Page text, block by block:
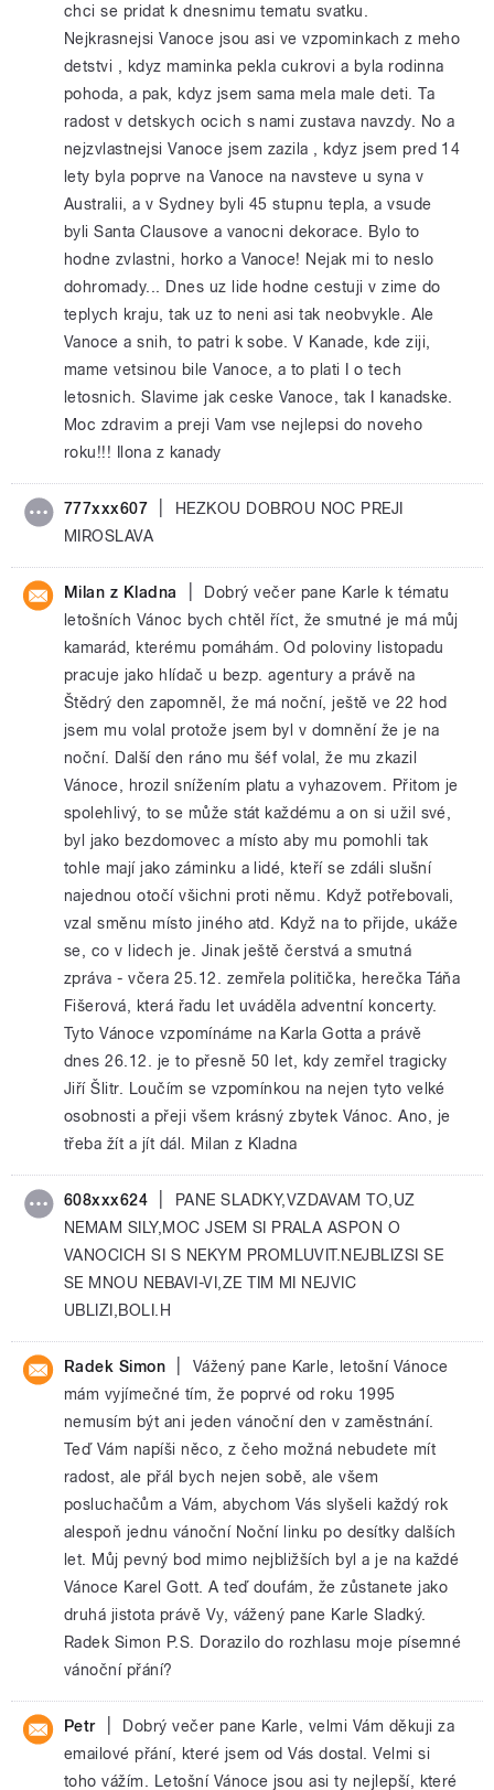
chci se pridat k dnesnimu tematu svatku.
Nejkrasnejsi Vanoce jsou asi ve vzpominkach z meho
detstvi , kdyz maminka pekla cukrovi a byla rodinna
pohoda, a pak, kdyz jsem sama mela male deti. Ta
radost v detskych ocich s nami zustava navzdy. No a
nejzvlastnejsi Vanoce jsem zazila , kdyz jsem pred 14
lety byla poprve na Vanoce na navsteve u syna v
Australii, a v Sydney byli 45 stupnu tepla, a vsude
byli Santa Clausove a vanocni dekorace. Bylo to
hodne zvlastni, horko a Vanoce! Nejak mi to neslo
dohromady... Dnes uz lide hodne cestuji v zime do
teplych kraju, tak uz to neni asi tak neobvykle. Ale
Vanoce a snih, to patri k sobe. V Kanade, kde ziji,
mame vetsinou bile Vanoce, a to plati I o tech
letosnich. Slavime jak ceske Vanoce, tak I kanadske.
Moc zdravim a preji Vam vse nejlepsi do noveho
roku!!! Ilona z kanady
777xxx607
HEZKOU DOBROU NOC PREJI
MIROSLAVA
Milan z Kladna
Dobrý večer pane Karle k tématu
letošních Vánoc bych chtěl říct, že smutné je má můj
kamarád, kterému pomáhám. Od poloviny listopadu
pracuje jako hlídač u bezp. agentury a právě na
Štědrý den zapomněl, že má noční, ještě ve 22 hod
jsem mu volal protože jsem byl v domnění že je na
noční. Další den ráno mu šéf volal, že mu zkazil
Vánoce, hrozil snížením platu a vyhazovem. Přitom je
spolehlivý, to se může stát každému a on si užil své,
byl jako bezdomovec a místo aby mu pomohli tak
tohle mají jako záminku a lidé, kteří se zdáli slušní
najednou otočí všichni proti němu. Když potřebovali,
vzal směnu místo jiného atd. Když na to přijde, ukáže
se, co v lidech je. Jinak ještě čerstvá a smutná
zpráva - včera 25.12. zemřela politička, herečka Táňa
Fišerová, která řadu let uváděla adventní koncerty.
Tyto Vánoce vzpomínáme na Karla Gotta a právě
dnes 26.12. je to přesně 50 let, kdy zemřel tragicky
Jiří Šlitr. Loučím se vzpomínkou na nejen tyto velké
osobnosti a přeji všem krásný zbytek Vánoc. Ano, je
třeba žít a jít dál. Milan z Kladna
608xxx624
PANE SLADKY,VZDAVAM TO,UZ
NEMAM SILY,MOC JSEM SI PRALA ASPON O
VANOCICH SI S NEKYM PROMLUVIT.NEJBLIZSI SE
SE MNOU NEBAVI-VI,ZE TIM MI NEJVIC
UBLIZI,BOLI.H
Radek Simon
Vážený pane Karle, letošní Vánoce
mám vyjímečné tím, že poprvé od roku 1995
nemusím být ani jeden vánoční den v zaměstnání.
Teď Vám napíši něco, z čeho možná nebudete mít
radost, ale přál bych nejen sobě, ale všem
posluchačům a Vám, abychom Vás slyšeli každý rok
alespoň jednu vánoční Noční linku po desítky dalších
let. Můj pevný bod mimo nejbližších byl a je na každé
Vánoce Karel Gott. A teď doufám, že zůstanete jako
druhá jistota právě Vy, vážený pane Karle Sladký.
Radek Simon P.S. Dorazilo do rozhlasu moje písemné
vánoční přání?
Petr
Dobrý večer pane Karle, velmi Vám děkuji za
emailové přání, které jsem od Vás dostal. Velmi si
toho vážím. Letošní Vánoce jsou asi ty nejlepší, které